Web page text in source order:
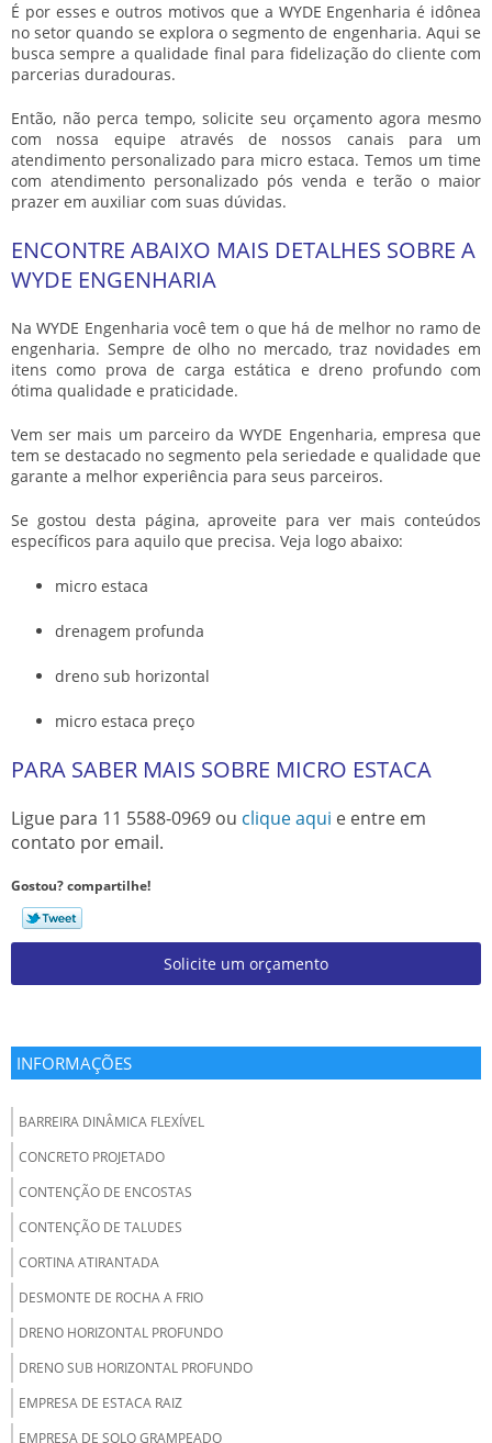
É por esses e outros motivos que a WYDE Engenharia é idônea
no setor quando se explora o segmento de engenharia. Aqui se
busca sempre a qualidade final para fidelização do cliente com
parcerias duradouras.
Então, não perca tempo, solicite seu orçamento agora mesmo
com nossa equipe através de nossos canais para um
atendimento personalizado para micro estaca. Temos um time
com atendimento personalizado pós venda e terão o maior
prazer em auxiliar com suas dúvidas.
ENCONTRE ABAIXO MAIS DETALHES SOBRE A
WYDE ENGENHARIA
Na WYDE Engenharia você tem o que há de melhor no ramo de
engenharia. Sempre de olho no mercado, traz novidades em
itens como prova de carga estática e dreno profundo com
ótima qualidade e praticidade.
Vem ser mais um parceiro da WYDE Engenharia, empresa que
tem se destacado no segmento pela seriedade e qualidade que
garante a melhor experiência para seus parceiros.
Se gostou desta página, aproveite para ver mais conteúdos
específicos para aquilo que precisa. Veja logo abaixo:
micro estaca
drenagem profunda
dreno sub horizontal
micro estaca preço
PARA SABER MAIS SOBRE MICRO ESTACA
Ligue para 11 5588-0969 ou clique aqui e entre em
contato por email.
Gostou? compartilhe!
Solicite um orçamento
INFORMAÇÕES
BARREIRA DINÂMICA FLEXÍVEL
CONCRETO PROJETADO
CONTENÇÃO DE ENCOSTAS
CONTENÇÃO DE TALUDES
CORTINA ATIRANTADA
DESMONTE DE ROCHA A FRIO
DRENO HORIZONTAL PROFUNDO
DRENO SUB HORIZONTAL PROFUNDO
EMPRESA DE ESTACA RAIZ
EMPRESA DE SOLO GRAMPEADO